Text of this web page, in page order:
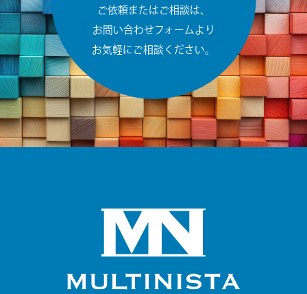
ご依頼またはご相談は、
お問い合わせフォームより
お気軽にご相談ください。